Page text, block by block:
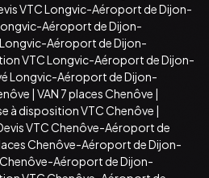
VTC Longvic-Aéroport de Dijon-
Aéroport de Dijon-
Longvic-Aéroport de Dijon-
VTC Longvic-Aéroport de Dijon-
Longvic-Aéroport de Dijon-
| VAN 7 places Chenôve |
à disposition VTC Chenôve |
VTC Chenôve-Aéroport de
Chenôve-Aéroport de Dijon-
Chenôve-Aéroport de Dijon-